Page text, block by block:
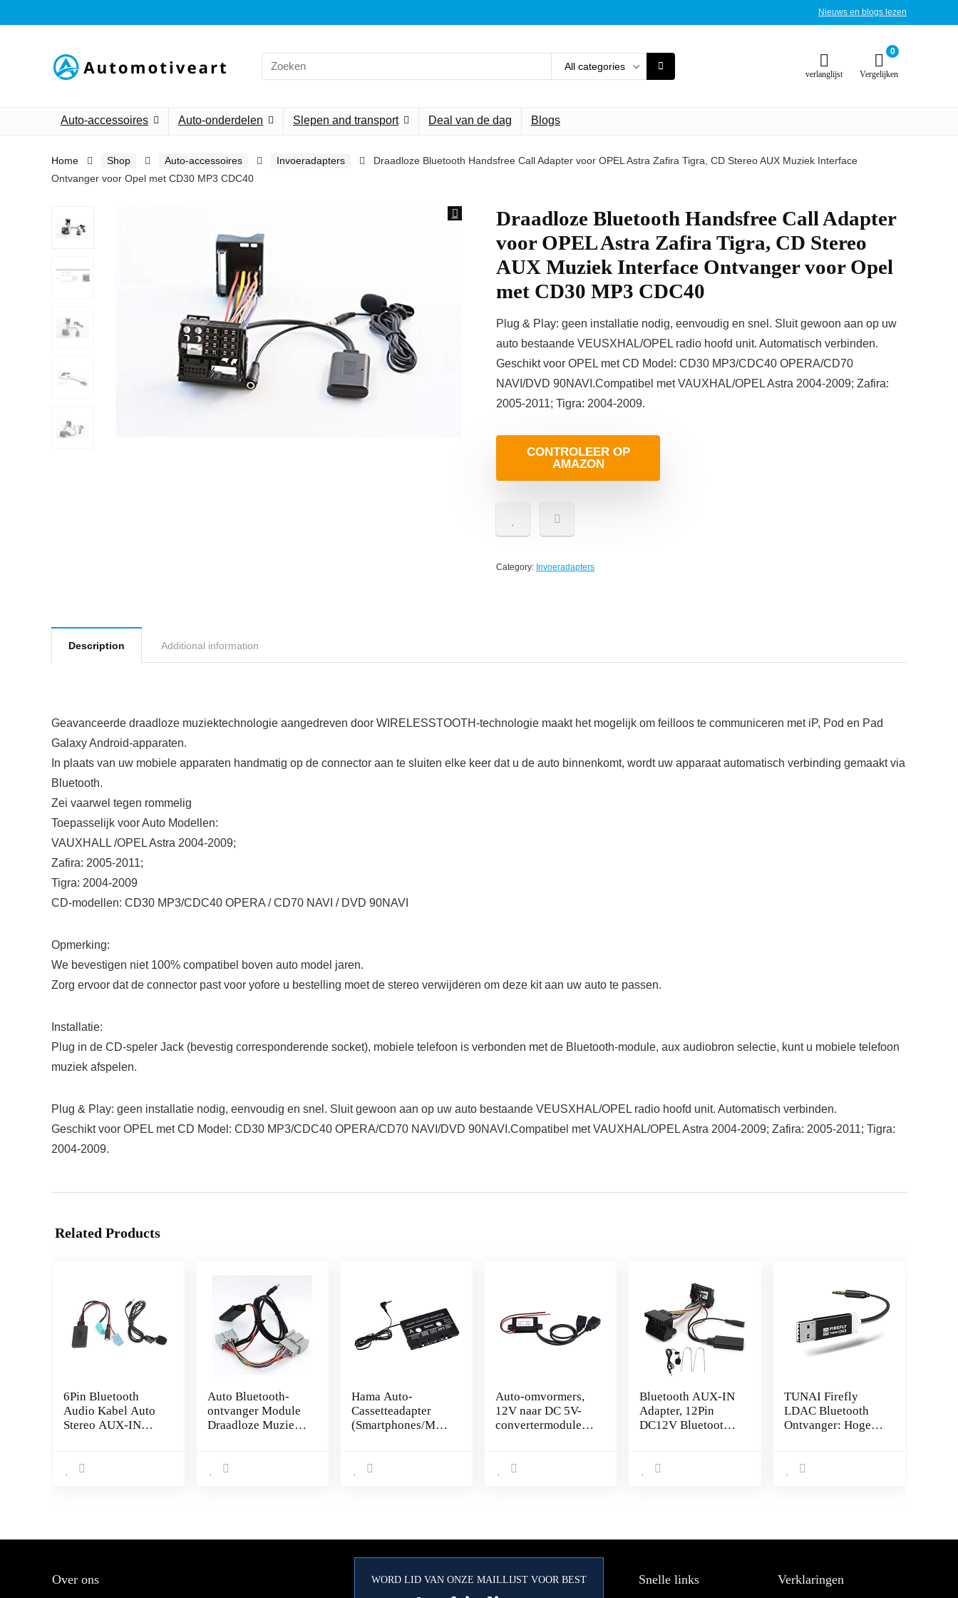
Nieuws en blogs lezen
Search
for:
All categories
verlanglijst
0
Vergelijken
Auto-accessoires Auto-onderdelen Slepen and transport Deal van de dag Blogs
Home Shop Auto-accessoires Invoeradapters
Draadloze Bluetooth Handsfree Call Adapter voor OPEL Astra Zafira Tigra, CD Stereo AUX Muziek Interface
Ontvanger voor Opel met CD30 MP3 CDC40
Draadloze Bluetooth Handsfree Call Adapter
voor OPEL Astra Zafira Tigra, CD Stereo
AUX Muziek Interface Ontvanger voor Opel
met CD30 MP3 CDC40
Plug & Play: geen installatie nodig, eenvoudig en snel. Sluit gewoon aan op uw
auto bestaande VEUSXHAL/OPEL radio hoofd unit. Automatisch verbinden.
Geschikt voor OPEL met CD Model: CD30 MP3/CDC40 OPERA/CD70
NAVI/DVD 90NAVI.Compatibel met VAUXHAL/OPEL Astra 2004-2009; Zafira:
2005-2011; Tigra: 2004-2009.
CONTROLEER OP
AMAZON
Category: Invoeradapters
Description Additional information
Geavanceerde draadloze muziektechnologie aangedreven door WIRELESSTOOTH-technologie maakt het mogelijk om feilloos te communiceren met iP, Pod en Pad
Galaxy Android-apparaten.
In plaats van uw mobiele apparaten handmatig op de connector aan te sluiten elke keer dat u de auto binnenkomt, wordt uw apparaat automatisch verbinding gemaakt via
Bluetooth.
Zei vaarwel tegen rommelig
Toepasselijk voor Auto Modellen:
VAUXHALL /OPEL Astra 2004-2009;
Zafira: 2005-2011;
Tigra: 2004-2009
CD-modellen: CD30 MP3/CDC40 OPERA / CD70 NAVI / DVD 90NAVI
Opmerking:
We bevestigen niet 100% compatibel boven auto model jaren.
Zorg ervoor dat de connector past voor yofore u bestelling moet de stereo verwijderen om deze kit aan uw auto te passen.
Installatie:
Plug in de CD-speler Jack (bevestig corresponderende socket), mobiele telefoon is verbonden met de Bluetooth-module, aux audiobron selectie, kunt u mobiele telefoon
muziek afspelen.
Plug & Play: geen installatie nodig, eenvoudig en snel. Sluit gewoon aan op uw auto bestaande VEUSXHAL/OPEL radio hoofd unit. Automatisch verbinden.
Geschikt voor OPEL met CD Model: CD30 MP3/CDC40 OPERA/CD70 NAVI/DVD 90NAVI.Compatibel met VAUXHAL/OPEL Astra 2004-2009; Zafira: 2005-2011; Tigra:
2004-2009.
Related Products
6Pin Bluetooth
Audio Kabel Auto
Stereo AUX-IN
Renault
Auto Bluetooth-
ontvanger Module
Draadloze Muziek
60 70 80 90 C S V
Hama Auto-
Cassetteadapter
(Smartphones/Mp3
Op De Autoradio,
Auto-omvormers,
12V naar DC 5V-
convertermodule
Dual USB-lader
Bluetooth AUX-IN
Adapter, 12Pin
DC12V Bluetooth
Adapter met
TUNAI Firefly
LDAC Bluetooth
Ontvanger: Hoge
Bluetooth 5.0
Music Streaming;
Over ons WORD LID VAN ONZE MAILLIJST VOOR BEST Snelle links Verklaringen